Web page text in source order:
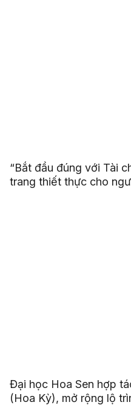
“Bắt đầu đúng với Tài
trang thiết thực cho
Đại học Hoa Sen hợp
(Hoa Kỳ), mở rộng lộ